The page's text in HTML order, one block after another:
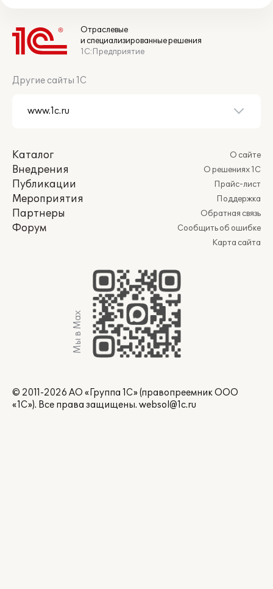
Отраслевые
и специализированные решения
1С:Предприятие
Другие сайты 1С
Каталог
Внедрения
Публикации
Мероприятия
Партнеры
Форум
О сайте
О решениях 1С
Прайс-лист
Поддержка
Обратная связь
Сообщить об ошибке
Карта сайта
Мы в Max
© 2011-2026 АО «Группа 1С» (правопреемник ООО
«1С»). Все права защищены. websol@1c.ru